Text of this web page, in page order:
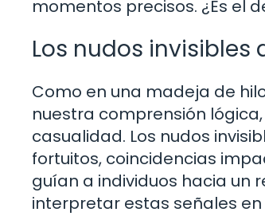
momentos precisos. ¿Es el
Los nudos invisibles
Como en una madeja de
nuestra comprensión
casualidad. Los nudos
fortuitos, coincidencias
guían a individuos hacia un
interpretar estas señales